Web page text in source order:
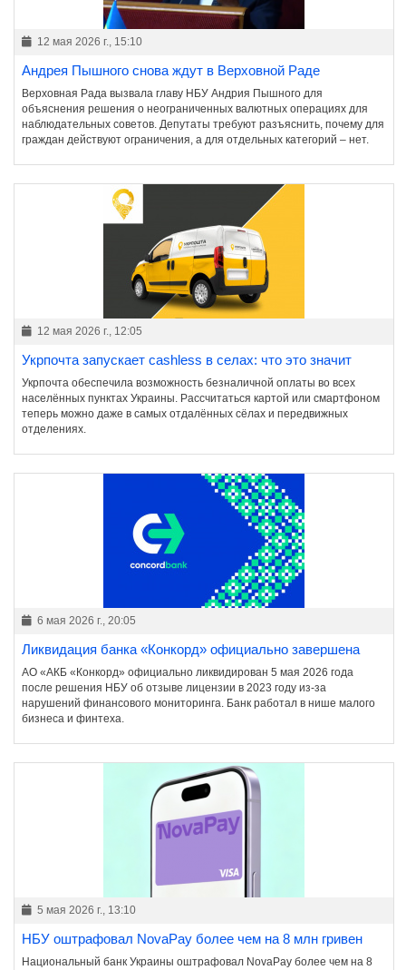
12 мая 2026 г., 15:10
Андрея Пышного снова ждут в Верховной Раде
Верховная Рада вызвала главу НБУ Андрия Пышного для
объяснения решения о неограниченных валютных операциях для
наблюдательных советов. Депутаты требуют разъяснить, почему для
граждан действуют ограничения, а для отдельных категорий – нет.
12 мая 2026 г., 12:05
Укрпочта запускает cashless в селах: что это значит
Укрпочта обеспечила возможность безналичной оплаты во всех
населённых пунктах Украины. Рассчитаться картой или смартфоном
теперь можно даже в самых отдалённых сёлах и передвижных
отделениях.
6 мая 2026 г., 20:05
Ликвидация банка «Конкорд» официально завершена
АО «АКБ «Конкорд» официально ликвидирован 5 мая 2026 года
после решения НБУ об отзыве лицензии в 2023 году из-за
нарушений финансового мониторинга. Банк работал в нише малого
бизнеса и финтеха.
5 мая 2026 г., 13:10
НБУ оштрафовал NovaPay более чем на 8 млн гривен
Национальный банк Украины оштрафовал NovaPay более чем на 8